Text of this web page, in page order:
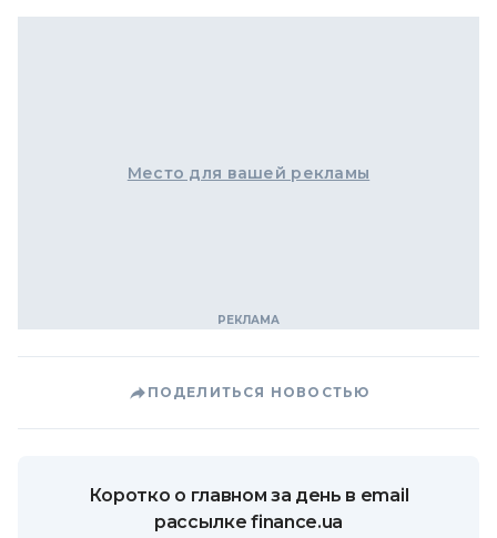
Место для вашей рекламы
ПОДЕЛИТЬСЯ НОВОСТЬЮ
Коротко о главном за день в email
рассылке finance.ua